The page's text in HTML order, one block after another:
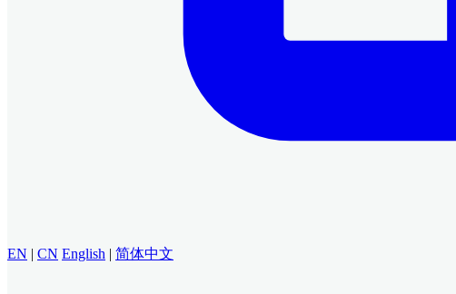
EN | CN English | 简体中文